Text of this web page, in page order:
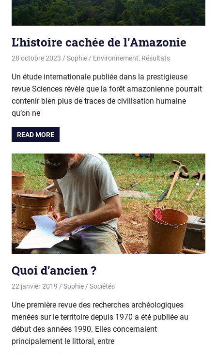
L’histoire cachée de l’Amazonie
28 octobre 2023 Sophie Environnement, Résultats
Un étude internationale publiée dans la prestigieuse
revue Sciences révèle que la forêt amazonienne pourrait
contenir bien plus de traces de civilisation humaine
qu’on ne
READ MORE
Quoi d’ancien ?
22 janvier 2019 Sophie Sociétés
Une première revue des recherches archéologiques
menées sur le territoire depuis 1970 a été publiée au
début des années 1990. Elles concernaient
principalement le littoral, entre